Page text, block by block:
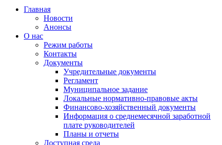
Главная
Новости
Анонсы
О нас
Режим работы
Контакты
Документы
Учредительные документы
Регламент
Муниципальное задание
Локальные нормативно-правовые акты
Финансово-хозяйственный документы
Информация о среднемесячной заработной
плате руководителей
Планы и отчеты
Доступная среда